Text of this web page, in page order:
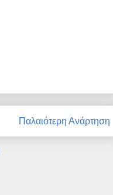
Παλαιότερη Ανάρτηση